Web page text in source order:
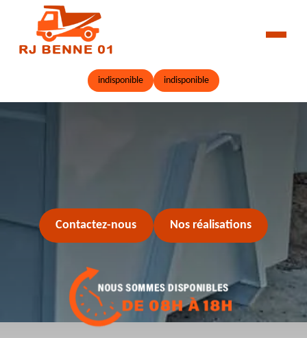
indisponible indisponible
Contactez-nous Nos réalisations